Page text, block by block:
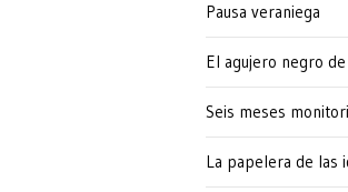
Pausa veraniega
El agujero negro
Seis meses
La papelera de las